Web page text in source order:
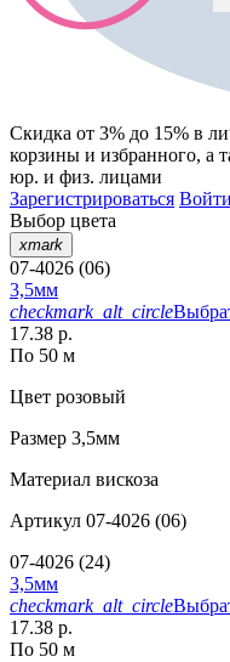
Скидка от 3% до 15% в
корзины и избранного, а
юр. и физ. лицами
Зарегистрироваться Войти
Выбор цвета
xmark
07-4026 (06)
3,5мм
checkmark_alt_circle
17.38 р.
По 50 м
Цвет розовый
Размер 3,5мм
Материал вискоза
Артикул 07-4026 (06)
07-4026 (24)
3,5мм
checkmark_alt_circle
17.38 р.
По 50 м